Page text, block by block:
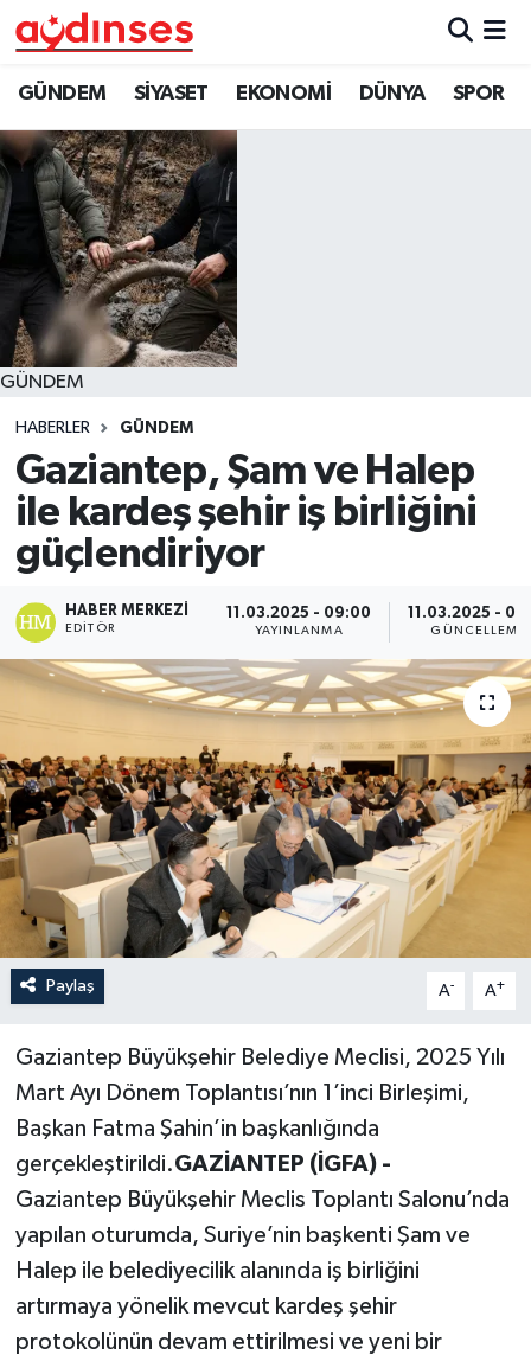
GÜNDEM SİYASET EKONOMİ DÜNYA SPOR
GÜNDEM
HABERLER GÜNDEM
Gaziantep, Şam ve Halep
ile kardeş şehir iş birliğini
güçlendiriyor
HABER MERKEZI
EDITÖR
11.03.2025 - 09:00
YAYINLANMA
11.03.2025 -
GÜNCELLEME
Paylaş A- A+
Gaziantep Büyükşehir Belediye Meclisi, 2025 Yılı
Mart Ayı Dönem Toplantısı’nın 1’inci Birleşimi,
Başkan Fatma Şahin’in başkanlığında
gerçekleştirildi.GAZİANTEP (İGFA) -
Gaziantep Büyükşehir Meclis Toplantı Salonu’nda
yapılan oturumda, Suriye’nin başkenti Şam ve
Halep ile belediyecilik alanında iş birliğini
artırmaya yönelik mevcut kardeş şehir
protokolünün devam ettirilmesi ve yeni bir
GÜNDEM
SİYASET
EKONOMİ
DÜNYA
SPOR
MAGAZİN
YAŞAM
Nöbetçi Eczaneler
Hava Durumu
Aydin Namaz Vakitleri
Trafik Durumu
Süper Lig Puan Durumu ve Fikstür
Tüm Manşetler
Son Dakika Haberleri
Haber Arşivi